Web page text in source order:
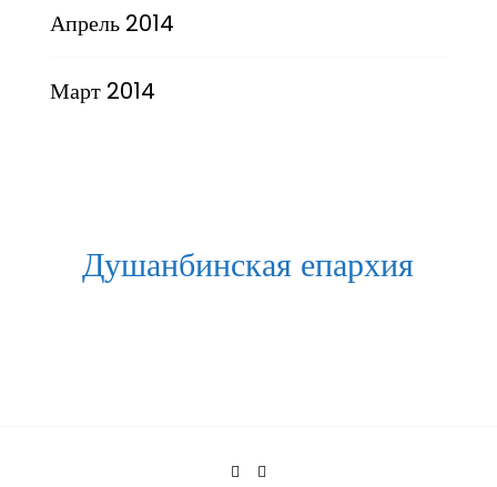
Апрель 2014
Март 2014
Душанбинская епархия